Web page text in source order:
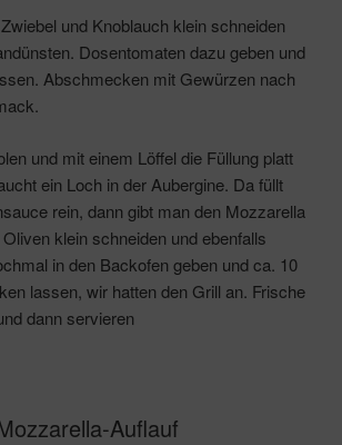
und Knoblauch klein schneiden
Dosentomaten dazu geben und
Abschmecken mit Gewürzen nach
und mit einem Löffel die Füllung platt
ein Loch in der Aubergine. Da füllt
rein, dann gibt man den Mozzarella
klein schneiden und ebenfalls
in den Backofen geben und ca. 10
lassen, wir hatten den Grill an. Frische
dann servieren
Auflauf